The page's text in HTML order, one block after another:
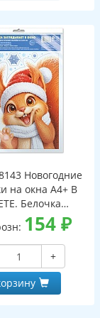
Новогодние
на окна А4+ В
Белочка
в окно (видны
сторон,
в
упаковке,
и клеевым
154₽
+